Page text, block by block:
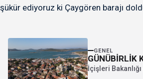
şükür ediyoruz ki Çaygören barajı
GENEL
GÜNÜBİRLİK
İçişleri